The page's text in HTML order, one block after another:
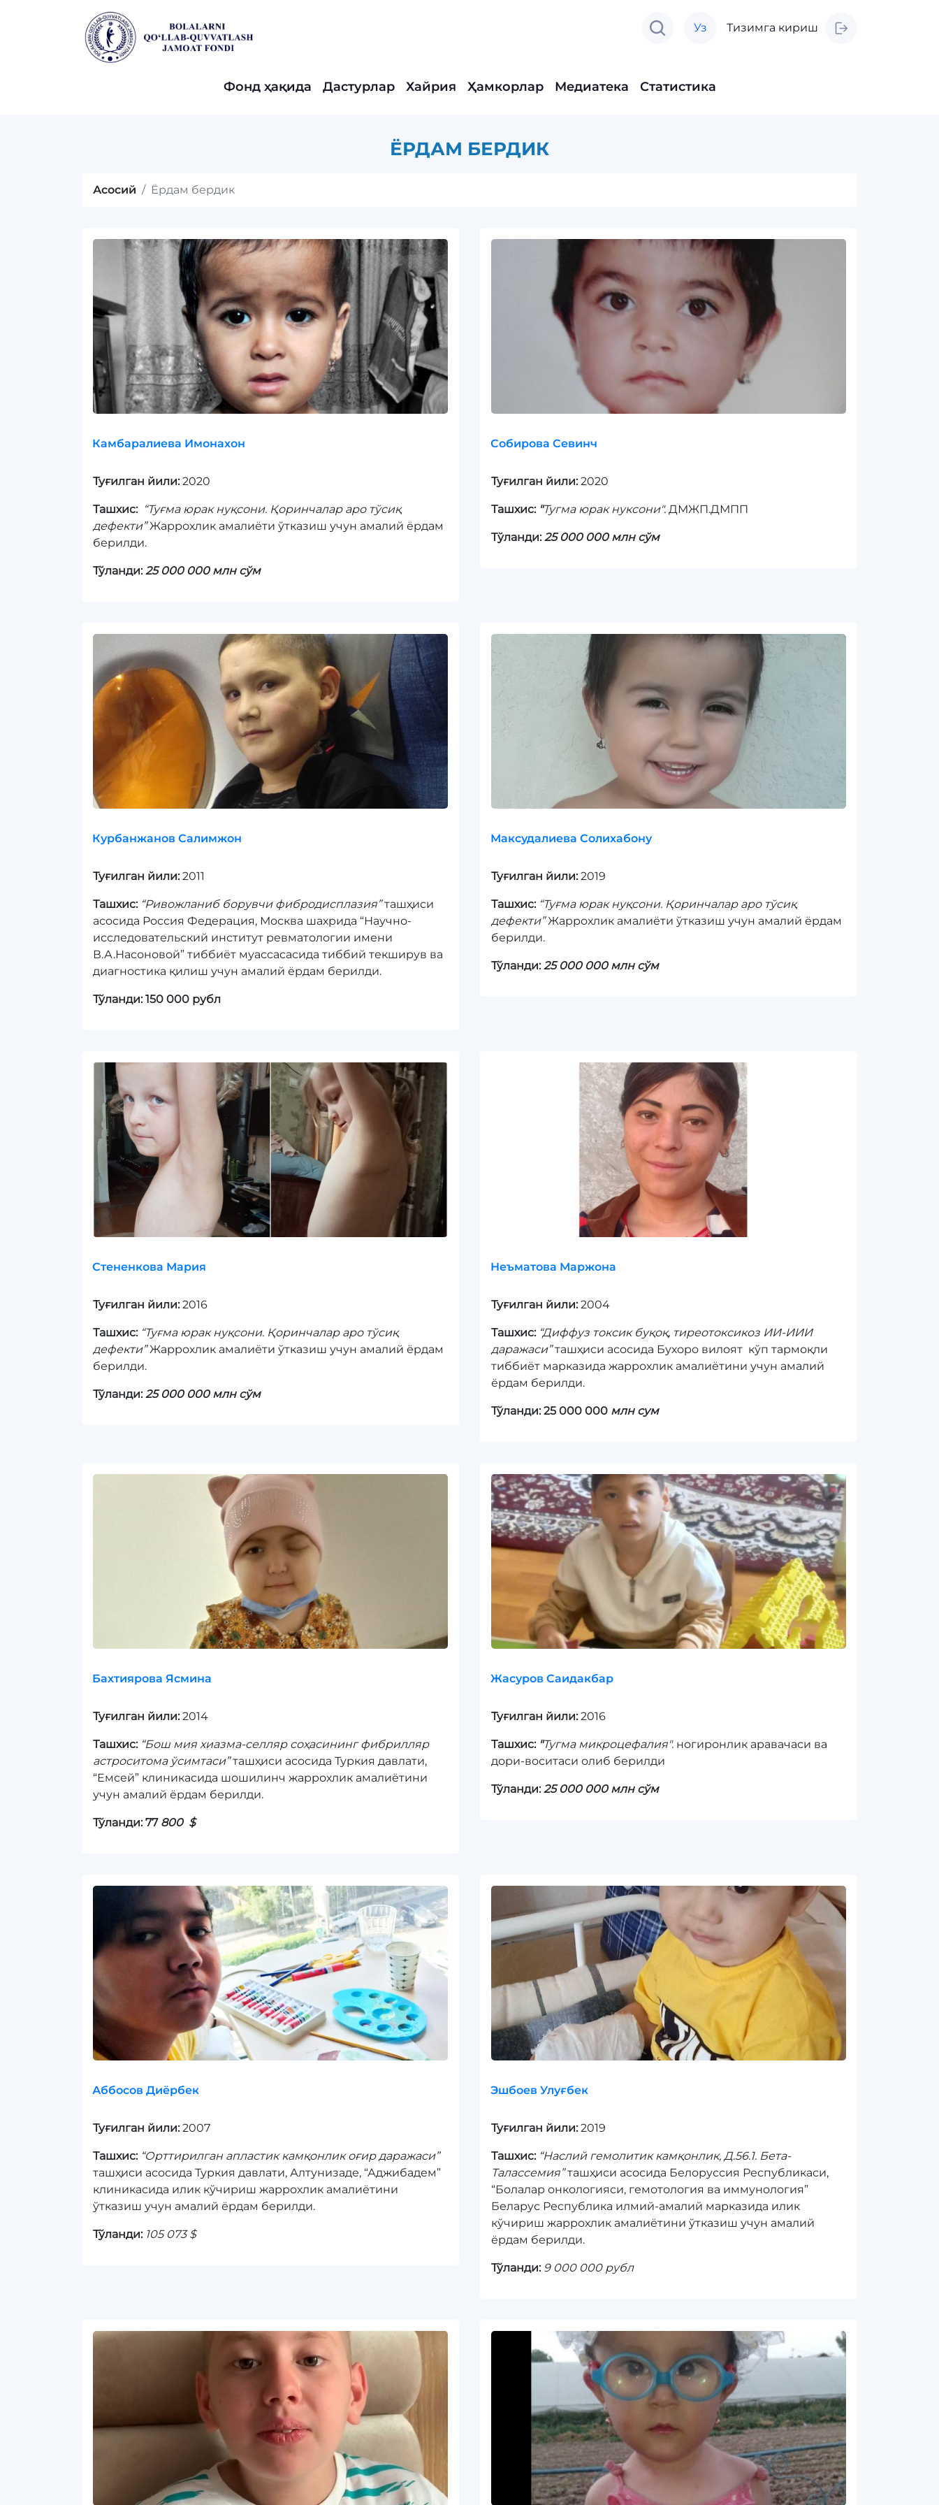
Фонд ҳақида Дастурлар Хайрия Ҳамкорлар Медиатека Статистика
Уз Тизимга кириш
ЁРДАМ БЕРДИК
Асосий Ёрдам бердик
Камбаралиева Имонахон
Туғилган йили:2020
Ташхис: “Туғма юрак нуқсони. Қоринчалар аро тўсиқ
дефекти”Жаррохлик амалиёти ўтказиш учун амалий ёрдам
берилди.
Тўланди:25 000 000 млн сўм
Собирова Севинч
Туғилган йили:2020
Ташхис: "Тугма юрак нуксони". ДМЖП.ДМПП
Tўланди:25 000 000 млн сўм
Курбанжанов Салимжон
Туғилган йили:2011
Ташхис: “Ривожланиб борувчи фибродисплазия”ташҳиси
асосида Россия Федерация, Москва шахрида “Научно-
исследовательский институт ревматологии имени
В.А.Насоновой” тиббиёт муассасасида тиббий текширув ва
диагностика қилиш учун амалий ёрдам берилди.
Тўланди: 150 000 рубл
Максудалиева Солихабону
Туғилган йили:2019
Ташхис: “Туғма юрак нуқсони. Қоринчалар аро тўсиқ
дефекти”Жаррохлик амалиёти ўтказиш учун амалий ёрдам
берилди.
Тўланди:25 000 000 млн сўм
Стененкова Мария
Туғилган йили:2016
Ташхис: “Туғма юрак нуқсони. Қоринчалар аро тўсиқ
дефекти”Жаррохлик амалиёти ўтказиш учун амалий ёрдам
берилди.
Тўланди:25 000 000 млн сўм
Неъматова Маржона
Туғилган йили:2004
Ташхис: “Диффуз токсик буқоқ, тиреотоксикоз ИИ-ИИИ
даражаси”ташҳиси асосида Бухоро вилоят кўп тармоқли
тиббиёт марказида жаррохлик амалиётини учун амалий
ёрдам берилди.
Тўланди: 25 000 000 млн сум
Бахтиярова Ясмина
Туғилган йили:2014
Ташхис: “Бош мия хиазма-селляр соҳасининг фибрилляр
астроситома ўсимтаси”ташҳиси асосида Туркия давлати,
“Емсей” клиникасида шошилинч жаррохлик амалиётини
учун амалий ёрдам берилди.
Тўланди: 77800 $
Жасуров Саидакбар
Туғилган йили:2016
Ташхис: "Тугма микроцефалия". ногиронлик аравачаси ва
дори-воситаси олиб берилди
Тўланди:25 000 000 млн сўм
Аббосов Диёрбек
Туғилган йили:2007
Ташхис: “Орттирилган апластик камқонлик оғир даражаси”
ташҳиси асосида Туркия давлати, Алтунизаде, “Аджибадем”
клиникасида илик кўчириш жаррохлик амалиётини
ўтказиш учун амалий ёрдам берилди.
Тўланди: 105 073 $
Эшбоев Улуғбек
Туғилган йили:2019
Ташхис: “Наслий гемолитик камқонлик, Д.56.1. Бета-
Талассемия”ташҳиси асосида Белоруссия Республикаси,
“Болалар онкологияси, гемотология ва иммунология”
Беларус Республика илмий-амалий марказида илик
кўчириш жаррохлик амалиётини ўтказиш учун амалий
ёрдам берилди.
Тўланди: 9 000 000 рубл